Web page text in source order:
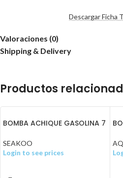
Descargar Ficha
Valoraciones (0)
Shipping & Delivery
Productos
BOMBA ACHIQUE GASOLINA 7
SEAKOO
Login to see prices